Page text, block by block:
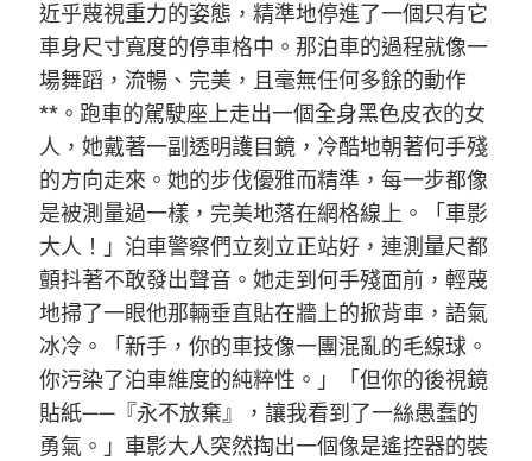
近乎蔑視重力的姿態，精準地停進了一個只有它
車身尺寸寬度的停車格中。那泊車的過程就像一
場舞蹈，流暢、完美，且毫無任何多餘的動作
**。跑車的駕駛座上走出一個全身黑色皮衣的女
人，她戴著一副透明護目鏡，冷酷地朝著何手殘
的方向走來。她的步伐優雅而精準，每一步都像
是被測量過一樣，完美地落在網格線上。「車影
大人！」泊車警察們立刻立正站好，連測量尺都
顫抖著不敢發出聲音。她走到何手殘面前，輕蔑
地掃了一眼他那輛垂直貼在牆上的掀背車，語氣
冰冷。「新手，你的車技像一團混亂的毛線球。
你污染了泊車維度的純粹性。」「但你的後視鏡
貼紙——『永不放棄』，讓我看到了一絲愚蠢的
勇氣。」車影大人突然掏出一個像是遙控器的裝